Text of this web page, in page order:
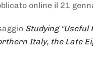
online il 21
Studying "Useful
Italy, the Late